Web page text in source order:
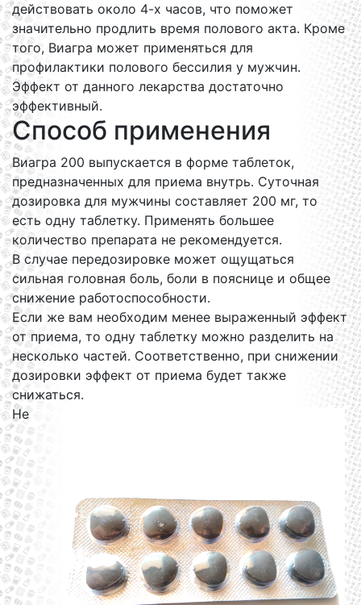
действовать около 4-х часов, что поможет
значительно продлить время полового акта. Кроме
того, Виагра может применяться для
профилактики полового бессилия у мужчин.
Эффект от данного лекарства достаточно
эффективный.
Способ применения
Виагра 200 выпускается в форме таблеток,
предназначенных для приема внутрь. Суточная
дозировка для мужчины составляет 200 мг, то
есть одну таблетку. Применять большее
количество препарата не рекомендуется.
В случае передозировке может ощущаться
сильная головная боль, боли в пояснице и общее
снижение работоспособности.
Если же вам необходим менее выраженный эффект
от приема, то одну таблетку можно разделить на
несколько частей. Соответственно, при снижении
дозировки эффект от приема будет также
снижаться.
Не